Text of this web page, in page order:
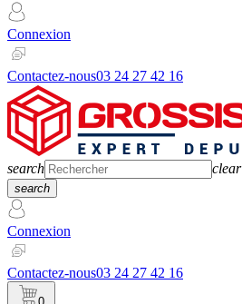
Connexion
Contactez-nous03 24 27 42 16
search clear
search
Connexion
Contactez-nous03 24 27 42 16